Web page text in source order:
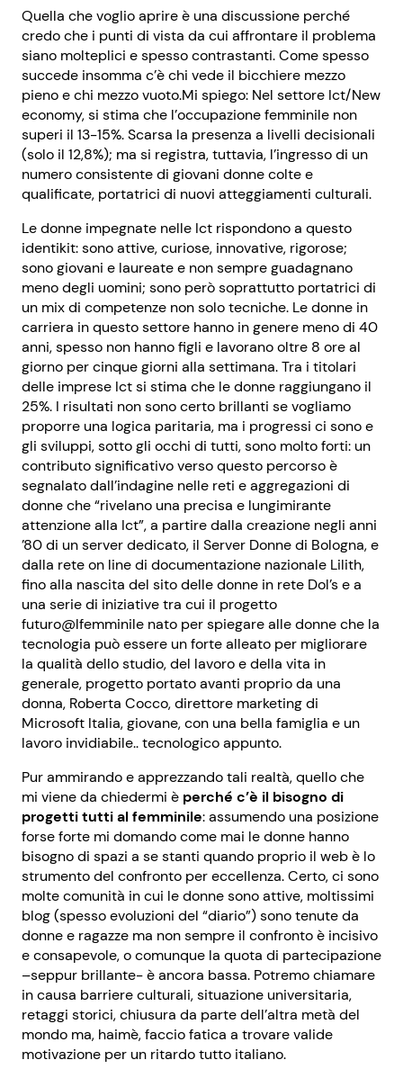
Quella che voglio aprire è una discussione perché
credo che i punti di vista da cui affrontare il problema
siano molteplici e spesso contrastanti. Come spesso
succede insomma c’è chi vede il bicchiere mezzo
pieno e chi mezzo vuoto.Mi spiego: Nel settore Ict/New
economy, si stima che l’occupazione femminile non
superi il 13-15%. Scarsa la presenza a livelli decisionali
(solo il 12,8%); ma si registra, tuttavia, l’ingresso di un
numero consistente di giovani donne colte e
qualificate, portatrici di nuovi atteggiamenti culturali.
Le donne impegnate nelle Ict rispondono a questo
identikit: sono attive, curiose, innovative, rigorose;
sono giovani e laureate e non sempre guadagnano
meno degli uomini; sono però soprattutto portatrici di
un mix di competenze non solo tecniche. Le donne in
carriera in questo settore hanno in genere meno di 40
anni, spesso non hanno figli e lavorano oltre 8 ore al
giorno per cinque giorni alla settimana. Tra i titolari
delle imprese Ict si stima che le donne raggiungano il
25%. I risultati non sono certo brillanti se vogliamo
proporre una logica paritaria, ma i progressi ci sono e
gli sviluppi, sotto gli occhi di tutti, sono molto forti: un
contributo significativo verso questo percorso è
segnalato dall’indagine nelle reti e aggregazioni di
donne che “rivelano una precisa e lungimirante
attenzione alla Ict”, a partire dalla creazione negli anni
’80 di un server dedicato, il Server Donne di Bologna, e
dalla rete on line di documentazione nazionale Lilith,
fino alla nascita del sito delle donne in rete Dol’s e a
una serie di iniziative tra cui il progetto
futuro@lfemminile nato per spiegare alle donne che la
tecnologia può essere un forte alleato per migliorare
la qualità dello studio, del lavoro e della vita in
generale, progetto portato avanti proprio da una
donna, Roberta Cocco, direttore marketing di
Microsoft Italia, giovane, con una bella famiglia e un
lavoro invidiabile.. tecnologico appunto.
Pur ammirando e apprezzando tali realtà, quello che
mi viene da chiedermi è perché c’è il bisogno di
progetti tutti al femminile: assumendo una posizione
forse forte mi domando come mai le donne hanno
bisogno di spazi a se stanti quando proprio il web è lo
strumento del confronto per eccellenza. Certo, ci sono
molte comunità in cui le donne sono attive, moltissimi
blog (spesso evoluzioni del “diario”) sono tenute da
donne e ragazze ma non sempre il confronto è incisivo
e consapevole, o comunque la quota di partecipazione
–seppur brillante- è ancora bassa. Potremo chiamare
in causa barriere culturali, situazione universitaria,
retaggi storici, chiusura da parte dell’altra metà del
mondo ma, haimè, faccio fatica a trovare valide
motivazione per un ritardo tutto italiano.